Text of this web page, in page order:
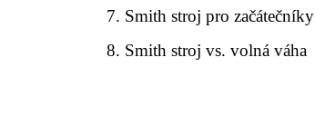
Smith stroj pro začátečníky
Smith stroj vs. volná váha